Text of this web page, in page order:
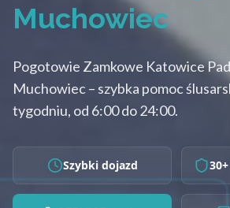
Muchowiec
Pogotowie Zamkowe Katowice
Muchowiec – szybka pomoc
tygodniu, od 6:00 do 24:00.
Szybki dojazd